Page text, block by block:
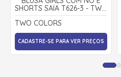
SHORTS SAIA T626-3 - TWO
COLORS
TWO COLORS
CADASTRE-SE PARA VER PREÇOS